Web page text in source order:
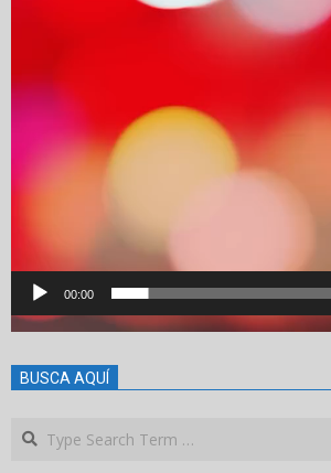
00:00
BUSCA AQUÍ
Search